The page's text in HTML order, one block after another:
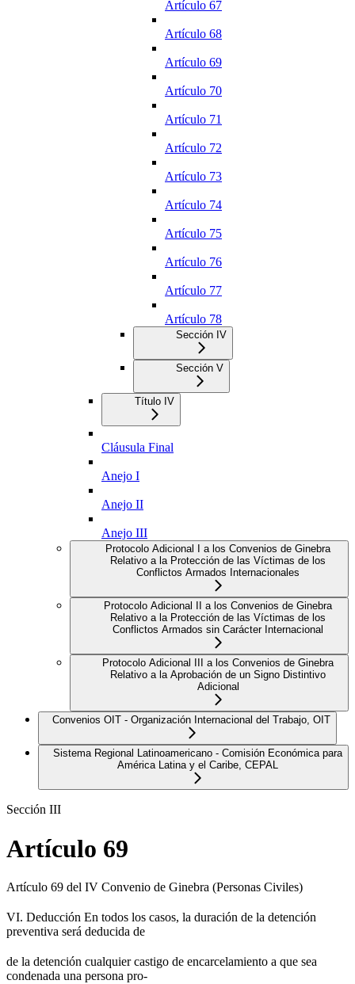
Artículo 67
Artículo 68
Artículo 69
Artículo 70
Artículo 71
Artículo 72
Artículo 73
Artículo 74
Artículo 75
Artículo 76
Artículo 77
Artículo 78
Sección IV
Sección V
Título IV
Cláusula Final
Anejo I
Anejo II
Anejo III
Protocolo Adicional I a los Convenios de Ginebra
Relativo a la Protección de las Víctimas de los
Conflictos Armados Internacionales
Protocolo Adicional II a los Convenios de Ginebra
Relativo a la Protección de las Víctimas de los
Conflictos Armados sin Carácter Internacional
Protocolo Adicional III a los Convenios de Ginebra
Relativo a la Aprobación de un Signo Distintivo
Adicional
Convenios OIT - Organización Internacional del Trabajo, OIT
Sistema Regional Latinoamericano - Comisión Económica para
América Latina y el Caribe, CEPAL
Sección III
Artículo 69
Artículo 69 del IV Convenio de Ginebra (Personas Civiles)
VI. Deducción En todos los casos, la duración de la detención
preventiva será deducida de
de la detención cualquier castigo de encarcelamiento a que sea
condenada una persona pro-